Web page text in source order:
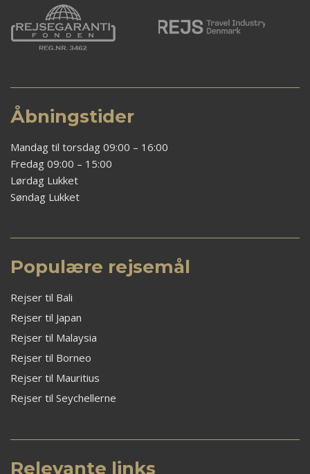
Åbningstider
Mandag til torsdag 09:00 – 16:00
Fredag 09:00 – 15:00
Lørdag Lukket
Søndag Lukket
Populære rejsemål
Rejser til Bali
Rejser til Japan
Rejser til Malaysia
Rejser til Borneo
Rejser til Mauritius
Rejser til Seychellerne
Relevante links